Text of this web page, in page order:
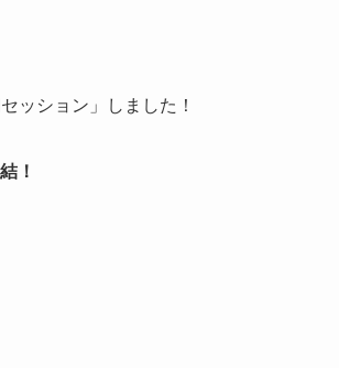
ッション」しました！
！